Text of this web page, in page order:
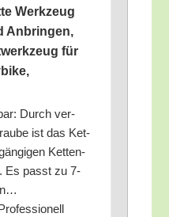
Werk­zeug
Anbrin­gen,
für
Durch ver­
ist das Ket­
Ket­ten­
Es passt zu 7-